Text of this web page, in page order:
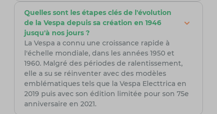
Quelles sont les étapes clés de l'évolution
de la Vespa depuis sa création en 1946
jusqu'à nos jours ?
La Vespa a connu une croissance rapide à
l'échelle mondiale, dans les années 1950 et
1960. Malgré des périodes de ralentissement,
elle a su se réinventer avec des modèles
emblématiques tels que la Vespa Electtrica en
2019 puis avec son édition limitée pour son 75e
anniversaire en 2021.